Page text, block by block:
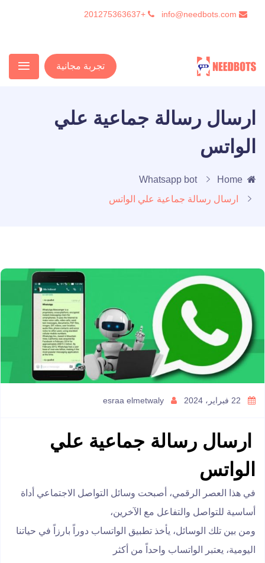
+201275363637
تجربة مجانية
ارسال رسالة جماعية علي
الواتس
Home
Whatsapp bot
ارسال رسالة جماعية علي الواتس
22 فبراير، 2024
ارسال رسالة جماعية علي
الواتس
في هذا العصر الرقمي، أصبحت وسائل التواصل الاجتماعي أداة
أساسية للتواصل والتفاعل مع الآخرين،
ومن بين تلك الوسائل، يأخذ تطبيق الواتساب دوراً بارزاً في حياتنا
اليومية، يعتبر الواتساب واحداً من أكثر